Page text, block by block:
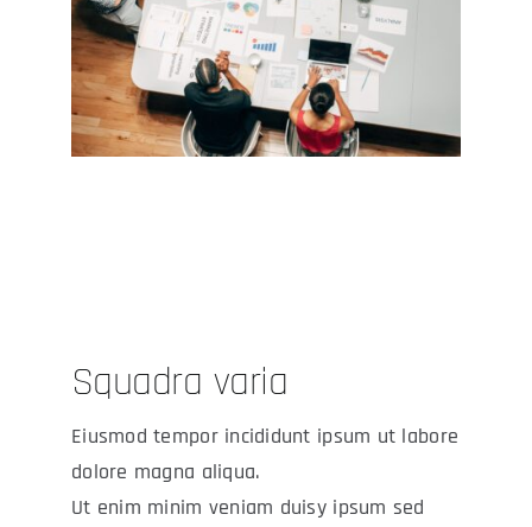
Squadra varia
Eiusmod tempor incididunt ipsum ut labore
dolore magna aliqua.
Ut enim minim veniam duisy ipsum sed